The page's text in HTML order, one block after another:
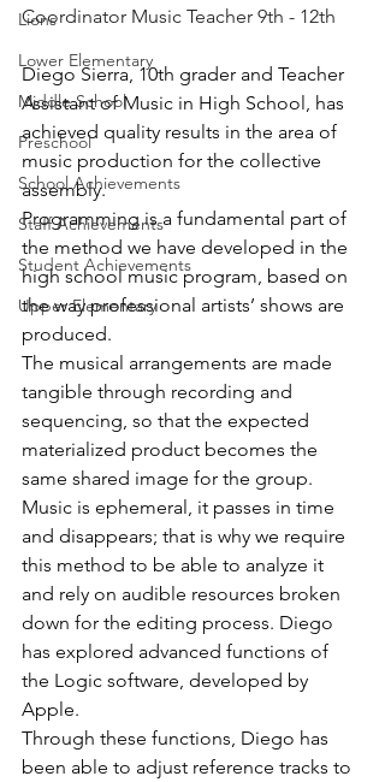
Lions
Lower Elementary
Middle School
Preschool
School Achievements
Staff Achievements
Student Achievements
Upper Elementary
Coordinator Music Teacher 9th - 12th
Diego Sierra, 10th grader and Teacher
Assistant of Music in High School, has
achieved quality results in the area of
music production for the collective
assembly.
Programming is a fundamental part of
the method we have developed in the
high school music program, based on
the way professional artists’ shows are
produced.
The musical arrangements are made
tangible through recording and
sequencing, so that the expected
materialized product becomes the
same shared image for the group.
Music is ephemeral, it passes in time
and disappears; that is why we require
this method to be able to analyze it
and rely on audible resources broken
down for the editing process. Diego
has explored advanced functions of
the Logic software, developed by
Apple.
Through these functions, Diego has
been able to adjust reference tracks to